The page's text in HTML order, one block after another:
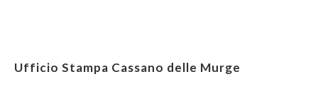
Ufficio Stampa Cassano delle Murge